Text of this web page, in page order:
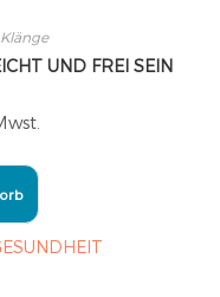
UND FREI SEIN